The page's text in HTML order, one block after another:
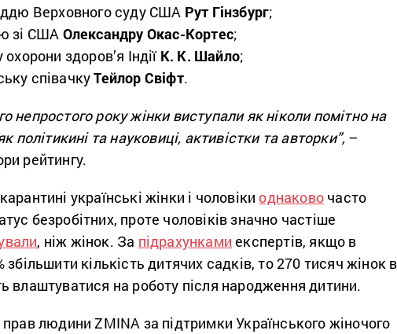
Верховного суду США Рут Гінзбург;
зі США Олександру Окас-Кортес;
охорони здоров’я Індії К. К. Шайло;
співачкуТейлор Свіфт.
непростого року жінки виступали як ніколи помітно на
політикині та науковиці, активістки та авторки”, –
рейтингу.
українські жінки і чоловіки однаково часто
безробітних, проте чоловіків значно частіше
, ніж жінок. За підрахунками експертів, якщо в
збільшити кількість дитячих садків, то 270 тисяч жінок в
влаштуватися на роботу після народження дитини.
людини ZMINA за підтримки Українського жіночого